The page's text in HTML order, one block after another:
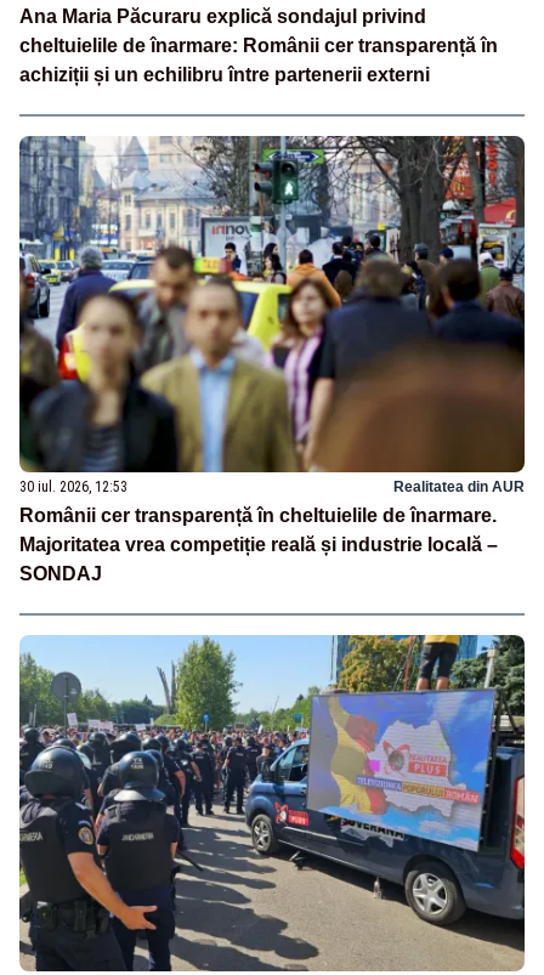
Ana Maria Păcuraru explică sondajul privind
cheltuielile de înarmare: Românii cer transparență în
achiziții și un echilibru între partenerii externi
30 iul. 2026, 12:53 Realitatea din AUR
Românii cer transparență în cheltuielile de înarmare.
Majoritatea vrea competiție reală și industrie locală –
SONDAJ